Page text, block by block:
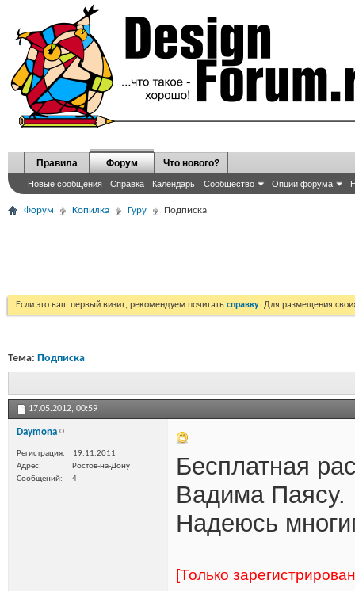
Правила Форум
Новые сообщения Справка Календарь Сообщество Опции форума
Что нового?
Форум Копилка Гуру Подписка
Если это ваш первый визит, рекомендуем почитать справку. Для размещения
Тема: Подписка
17.05.2012, 00:59
Daymona
Регистрация
19.11.2011
Адрес
Ростов-на-Дону
Сообщений
4
Бесплатная
Вадима Паясу.
Надеюсь
[Только